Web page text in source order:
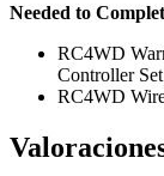
Needed to
RC4WD
Controller
RC4WD